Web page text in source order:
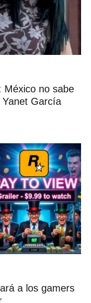
México no sabe
García
a los gamers